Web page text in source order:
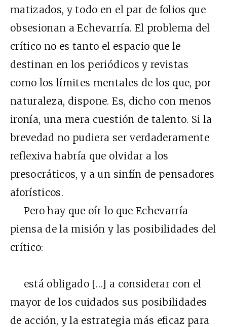
matizados, y todo en el par de folios que
obsesionan a Echevarría. El problema del
crítico no es tanto el espacio que le
destinan en los periódicos y revistas
como los límites mentales de los que, por
naturaleza, dispone. Es, dicho con menos
ironía, una mera cuestión de talento. Si la
brevedad no pudiera ser verdaderamente
reflexiva habría que olvidar a los
presocráticos, y a un sinfín de pensadores
aforísticos.
Pero hay que oír lo que Echevarría
piensa de la misión y las posibilidades del
crítico:
está obligado […] a considerar con el
mayor de los cuidados sus posibilidades
de acción, y la estrategia más eficaz para